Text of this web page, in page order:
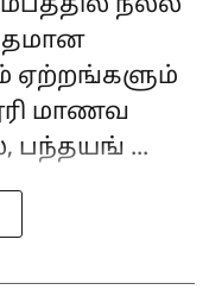
நல்ல
ஏற்றங்களும்
மாணவ
பந்தயங் ...